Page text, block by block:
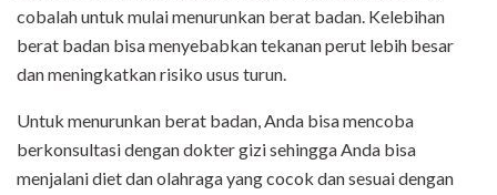
cobalah untuk mulai menurunkan berat badan. Kelebihan
berat badan bisa menyebabkan tekanan perut lebih besar
dan meningkatkan risiko usus turun.
Untuk menurunkan berat badan, Anda bisa mencoba
berkonsultasi dengan dokter gizi sehingga Anda bisa
menjalani diet dan olahraga yang cocok dan sesuai dengan